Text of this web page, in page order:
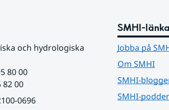
och hydrologiska
80 00
00
0696
SMHI-
Jobba på
Om SMHI
SMHI-
SMHI-